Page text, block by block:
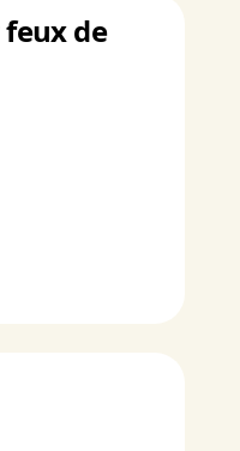
de